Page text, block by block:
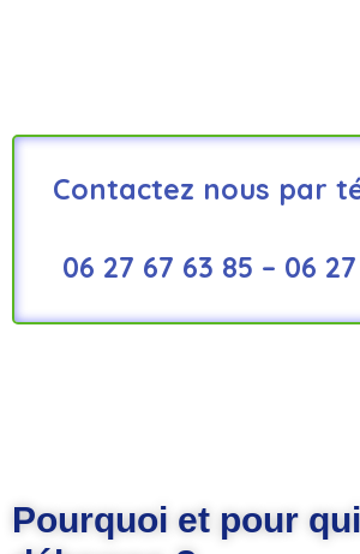
Contactez nous par
06 27 67 63 85 – 06
Pourquoi et pour